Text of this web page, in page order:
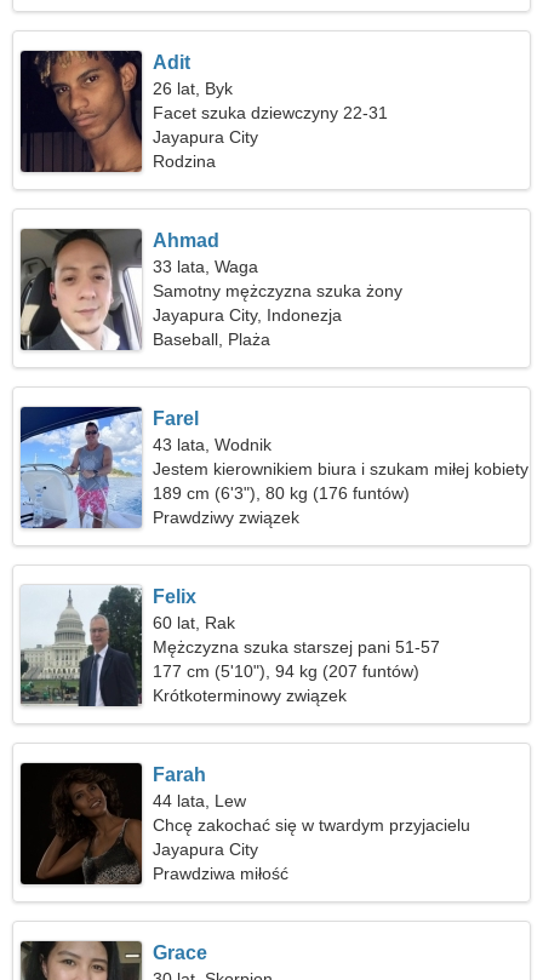
Adit
26 lat, Byk
Facet szuka dziewczyny 22-31
Jayapura City
Rodzina
Ahmad
33 lata, Waga
Samotny mężczyzna szuka żony
Jayapura City, Indonezja
Baseball, Plaża
Farel
43 lata, Wodnik
Jestem kierownikiem biura i szukam miłej kobiety
189 cm (6'3"), 80 kg (176 funtów)
Prawdziwy związek
Felix
60 lat, Rak
Mężczyzna szuka starszej pani 51-57
177 cm (5'10"), 94 kg (207 funtów)
Krótkoterminowy związek
Farah
44 lata, Lew
Chcę zakochać się w twardym przyjacielu
Jayapura City
Prawdziwa miłość
Grace